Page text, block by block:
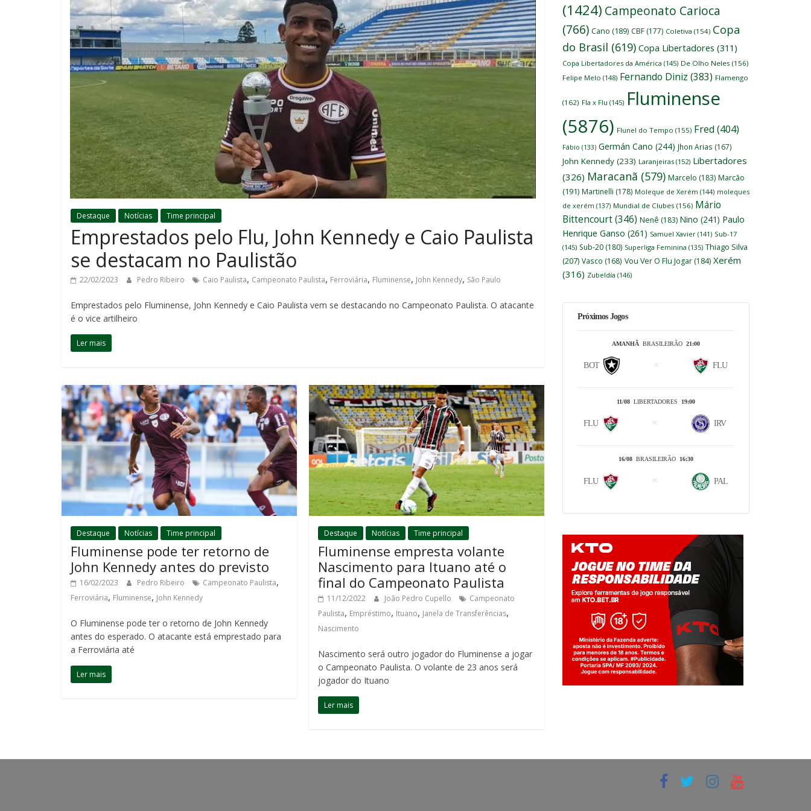
Destaque Notícias Time principal
Emprestados pelo Flu, John Kennedy e Caio Paulista
se destacam no Paulistão
22/02/2023 Pedro Ribeiro Caio Paulista, Campeonato Paulista, Ferroviária, Fluminense, John Kennedy, São Paulo
Emprestados pelo Fluminense, John Kennedy e Caio Paulista vem se destacando no Campeonato Paulista. O atacante
é o vice artilheiro
Ler mais
Destaque Notícias Time principal
Fluminense pode ter retorno de
John Kennedy antes do previsto
16/02/2023 Pedro Ribeiro Campeonato Paulista,
Ferroviária, Fluminense, John Kennedy
O Fluminense pode ter o retorno de John Kennedy
antes do esperado. O atacante está emprestado para
a Ferroviária até
Ler mais
Destaque Notícias Time principal
Fluminense empresta volante
Nascimento para Ituano até o
final do Campeonato Paulista
11/12/2022 João Pedro Cupello
Campeonato
Paulista, Empréstimo, Ituano, Janela de Transferências,
Nascimento
Nascimento será outro jogador do Fluminense a jogar
o Campeonato Paulista. O volante de 23 anos será
jogador do Ituano
Ler mais
(1424) Campeonato Carioca
(766) Cano (189) CBF (177) Coletiva (154) Copa
do Brasil (619) Copa Libertadores (311)
Copa Libertadores da América (145) De Olho Neles (156)
Felipe Melo (148) Fernando Diniz (383) Flamengo
(162) Fla x Flu (145) Fluminense
(5876) Flunel do Tempo (155) Fred (404)
Fábio (133) Germán Cano (244) Jhon Arias (167)
John Kennedy (233) Laranjeiras (152) Libertadores
(326) Maracanã (579) Marcelo (183) Marcão
(191) Martinelli (178) Moleque de Xerém (144) moleques
de xerém (137) Mundial de Clubes (156) Mário
Bittencourt(346) Nenê (183) Nino (241) Paulo
Henrique Ganso (261) Samuel Xavier (141) Sub-17
(145) Sub-20 (180) Superliga Feminina (135) Thiago Silva
(207) Vasco (168) Vou Ver O Flu Jogar (184) Xerém
(316) Zubeldía (146)
Próximos Jogos
AMANHÃ BRASILEIRÃO 21:00
BOT FLU
11/08 LIBERTADORES 19:00
FLU IRV
16/08 BRASILEIRÃO 16:30
FLU PAL
Jogue com responsabilidade. 18+